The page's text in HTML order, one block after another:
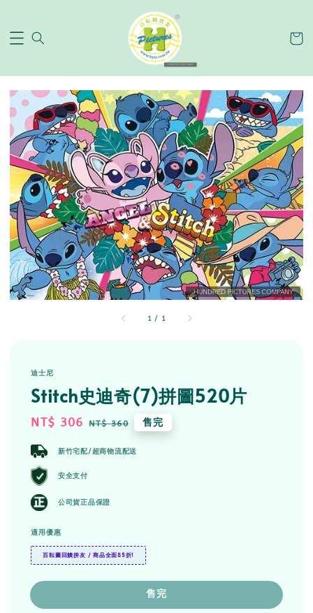
1 / 1
迪士尼
Stitch史迪奇(7)拼圖520片
Sale
NT$ 306 Regular
NT$ 360 售完
新竹宅配/超商物流配送
安全支付
公司貨正品保證
適用優惠
百耘圖回饋拼友 / 商品全面85折!
售完